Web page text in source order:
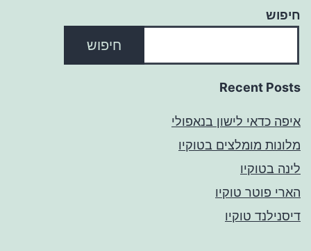
חיפוש
חיפוש
Recent Posts
איפה כדאי לישון בנאפולי
מלונות מומלצים בטוקיו
לינה בטוקיו
הארי פוטר טוקיו
דיסנילנד טוקיו